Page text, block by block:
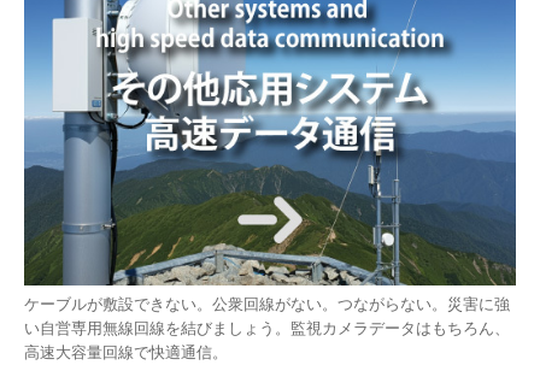
ケーブルが敷設できない。公衆回線がない。つながらない。災害に強
い自営専用無線回線を結びましょう。監視カメラデータはもちろん、
高速大容量回線で快適通信。